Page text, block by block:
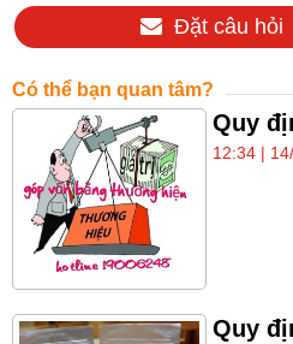
Đặt câu hỏi
Có thể bạn quan tâm?
Quy
12:34 |
Quy